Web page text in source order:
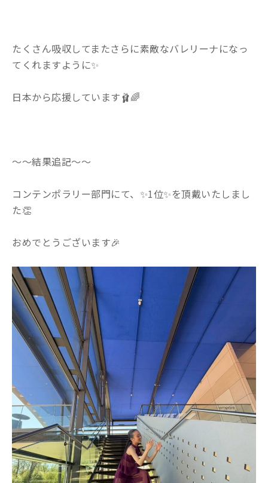
たくさん吸収してまたさらに素敵なバレリーナになっ
てくれますように✨
日本から応援しています🩰🌈
〜〜結果追記〜〜
コンテンポラリー部門にて、✨1位✨を頂戴いたしまし
た👏
おめでとうございます🎉